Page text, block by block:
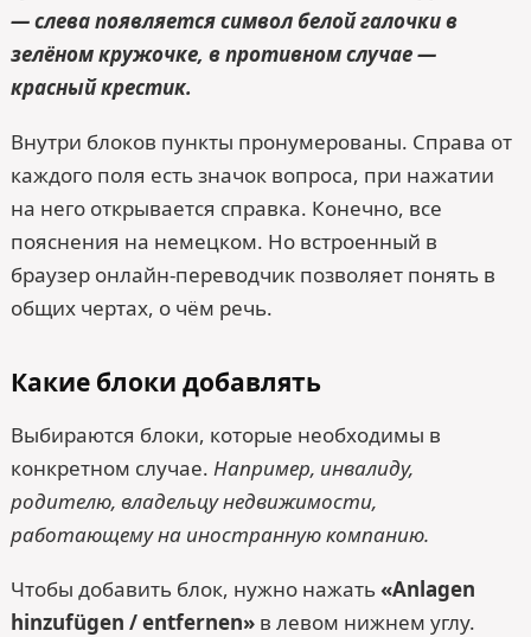
— слева появляется символ белой галочки в
зелёном кружочке, в противном случае —
красный крестик.
Внутри блоков пункты пронумерованы. Справа от
каждого поля есть значок вопроса, при нажатии
на него открывается справка. Конечно, все
пояснения на немецком. Но встроенный в
браузер онлайн-переводчик позволяет понять в
общих чертах, о чём речь.
Какие блоки добавлять
Выбираются блоки, которые необходимы в
конкретном случае. Например, инвалиду,
родителю, владельцу недвижимости,
работающему на иностранную компанию.
Чтобы добавить блок, нужно нажать«Anlagen
hinzufügen / entfernen»в левом нижнем углу.